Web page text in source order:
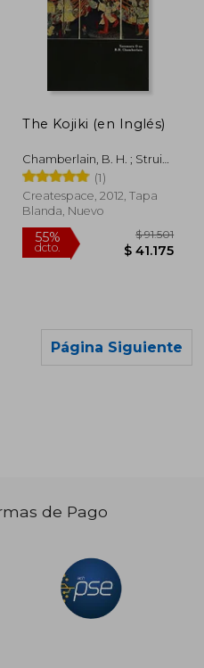
55%
The Kojiki (en Inglés)
Chamberlain, B. H. ; Struik,
Alex ; O. No, Yasumaro
(1)
Createspace, 2012, Tapa
Blanda, Nuevo
Página Siguiente
de Pago